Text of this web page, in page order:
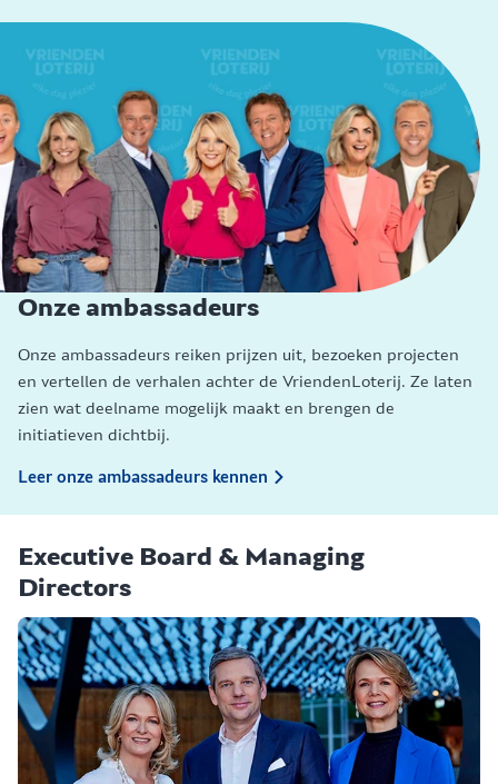
Onze ambassadeurs
Onze ambassadeurs reiken prijzen uit, bezoeken projecten
en vertellen de verhalen achter de VriendenLoterij. Ze laten
zien wat deelname mogelijk maakt en brengen de
initiatieven dichtbij.
Leer onze ambassadeurs kennen
Executive Board & Managing
Directors